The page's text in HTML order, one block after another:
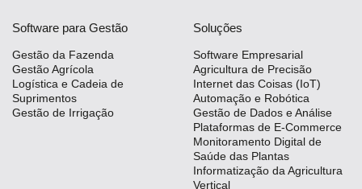
Software para Gestão
Gestão da Fazenda
Gestão Agrícola
Logística e Cadeia de
Suprimentos
Gestão de Irrigação
Soluções
Software Empresarial
Agricultura de Precisão
Internet das Coisas (IoT)
Automação e Robótica
Gestão de Dados e Análise
Plataformas de E-Commerce
Monitoramento Digital de
Saúde das Plantas
Informatização da Agricultura
Vertical